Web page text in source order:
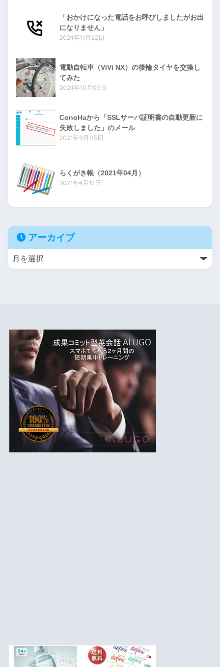
「おかけになった電話をお呼びしましたがお出
になりません」
2024年11月22日
電動自転車（ViVi NX）の後輪タイヤを交換し
てみた
2024年10月05日
ConoHaから「SSLサーバ証明書の自動更新に
失敗しました」のメール
2021年9月05日
らくがき帳（2021年04月）
2021年4月12日
アーカイブ